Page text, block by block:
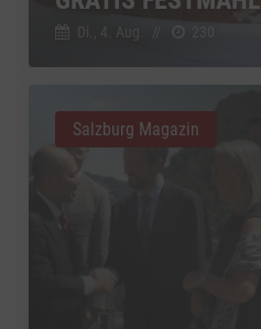
Di., 4. Aug.
Salzburg Magazin